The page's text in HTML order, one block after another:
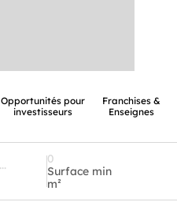
Opportunités pour
investisseurs
Franchises &
Enseignes
Surface min
m²